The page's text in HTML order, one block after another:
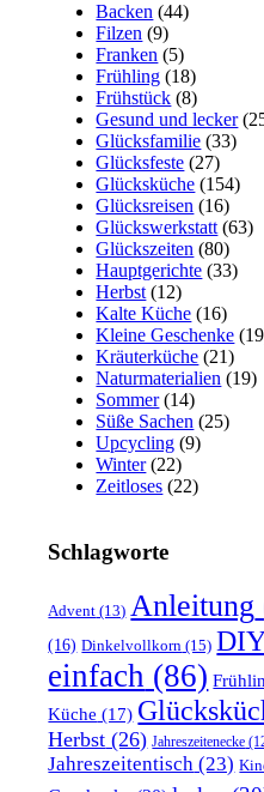
Backen (44)
Filzen (9)
Franken (5)
Frühling (18)
Frühstück (8)
Gesund und lecker
Glücksfamilie (33)
Glücksfeste (27)
Glücksküche (154)
Glücksreisen (16)
Glückswerkstatt (63)
Glückszeiten (80)
Hauptgerichte (33)
Herbst (12)
Kalte Küche (16)
Kleine Geschenke
Kräuterküche (21)
Naturmaterialien (19)
Sommer(14)
Süße Sachen (25)
Upcycling (9)
Winter(22)
Zeitloses (22)
Schlagworte
Advent (13) Anleitung
(16) Dinkelvollkorn (15)
einfach (86)
Küche (17)
Herbst (26) Jahreszeitenecke
Jahreszeitentisch (23)